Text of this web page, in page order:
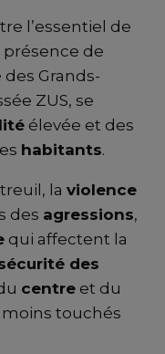
l’essentiel de
de
des Grands-
ZUS, se
élevée et des
habitants.
la violence
des agressions,
qui affectent la
des
centre et du
touchés